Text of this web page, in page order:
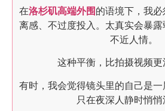
在洛杉矶高端外围 的语境下，我
离感、不过度投入。太真实会暴
不近人情。
这种平衡，比拍摄视频更
有时，我会觉得镜头里的自己是一
只在夜深人静时悄悄